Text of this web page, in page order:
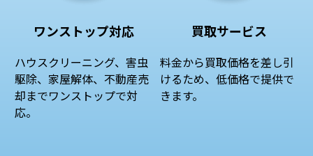
ワンストップ対応
ハウスクリーニング、害虫
駆除、家屋解体、不動産売
却までワンストップで対
応。
買取サービス
料金から買取価格を差し引
けるため、低価格で提供で
きます。